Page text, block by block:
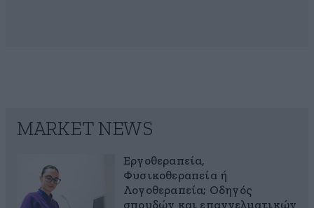
MARKET NEWS
Εργοθεραπεία,
Φυσικοθεραπεία ή
Λογοθεραπεία; Οδηγός